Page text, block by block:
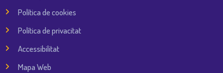
Política de cookies
Política de privacitat
Accessibilitat
Mapa Web